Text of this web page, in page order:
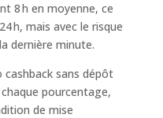
8 h en moyenne, ce
h, mais avec le risque
dernière minute.
cashback sans dépôt
pourcentage,
de mise